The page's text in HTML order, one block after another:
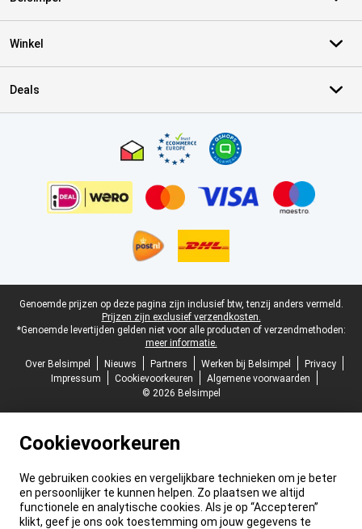
Winkel
Deals
Juridische voettekst
Genoemde prijzen op deze pagina zijn inclusief btw, tenzij anders vermeld.
Prijzen zijn exclusief verzendkosten.
*Genoemde levertijden gelden niet voor alle producten of verzendmethoden:
meer informatie.
Over Belsimpel
Nieuws Partners Werken bij Belsimpel
Privacy
Impressum
Cookievoorkeuren
Algemene voorwaarden
© 2026 Belsimpel
Cookievoorkeuren
We gebruiken cookies en vergelijkbare technieken om je beter
en persoonlijker te kunnen helpen. Zo plaatsen we altijd
functionele en analytische cookies. Als je op “Accepteren”
klikt, geef je ons ook toestemming om jouw gegevens te